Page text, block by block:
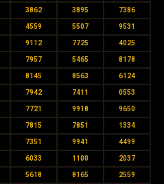
3862 3895 7386
4559 5507 9531
9112 7725 4025
7957 5465 8178
8145 8563 6124
7942 7411 0553
7721 9918 9650
7815 7851 1334
7351 9941 4499
6033 1100 2037
5618 8165 2559